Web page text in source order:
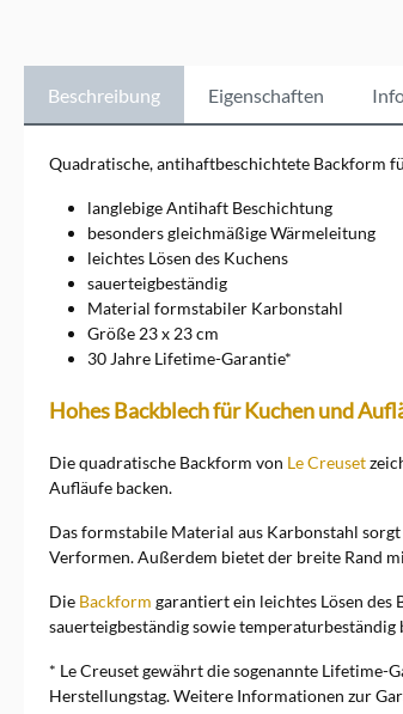
Jahrzehnten bekannt.
Zusätzlich bietet Le Creuset
sehr gute Töpfe aus Edelstahl
und Aluminium, Küchen-
Keramik und Kochutensilien
an. Sie alle erfüllen besonders
Beschreibung Eigenschaften
Quadratische, antihaftbeschichtete Backform
langlebige Antihaft Beschichtung
besonders gleichmäßige Wärmeleitung
leichtes Lösen des Kuchens
sauerteigbeständig
Material formstabiler Karbonstahl
Größe 23 x 23 cm
30 Jahre Lifetime-Garantie*
Hohes Backblech für Kuchen und
Die quadratische Backform von Le Creuset
Aufläufe backen.
Das formstabile Material aus Karbonstahl
Verformen. Außerdem bietet der breite Rand
Die Backform garantiert ein leichtes Lösen des
sauerteigbeständig sowie temperaturbeständig
* Le Creuset gewährt die sogenannte
Herstellungstag. Weitere Informationen zur